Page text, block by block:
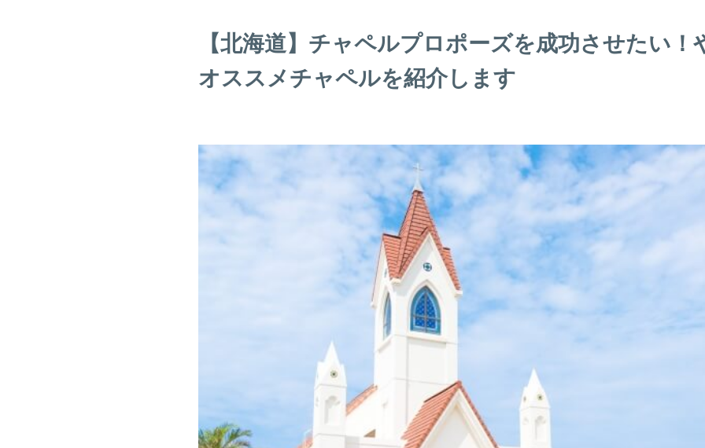
【北海道】チャペルプロポーズを成功させたい
オススメチャペルを紹介します